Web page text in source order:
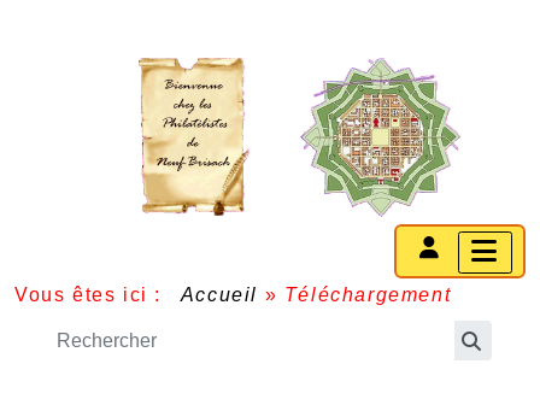
Vous êtes ici : Accueil » Téléchargement